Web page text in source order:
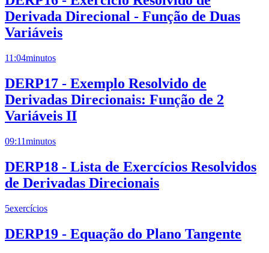
Derivada Direcional - Função de Duas
Variáveis
11:04minutos
DERP17 - Exemplo Resolvido de
Derivadas Direcionais: Função de 2
Variáveis II
09:11minutos
DERP18 - Lista de Exercícios Resolvidos
de Derivadas Direcionais
5exercícios
DERP19 - Equação do Plano Tangente